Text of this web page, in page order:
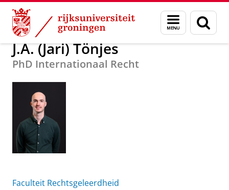
Skip
Content
Skip
Navigation
Menu
en
zoeken
Over ons J.A. (Jari) Tönjes
J.A. (Jari) Tönjes
PhD Internationaal Recht
Faculteit Rechtsgeleerdheid